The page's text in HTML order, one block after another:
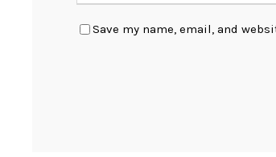
Save my name, email, and